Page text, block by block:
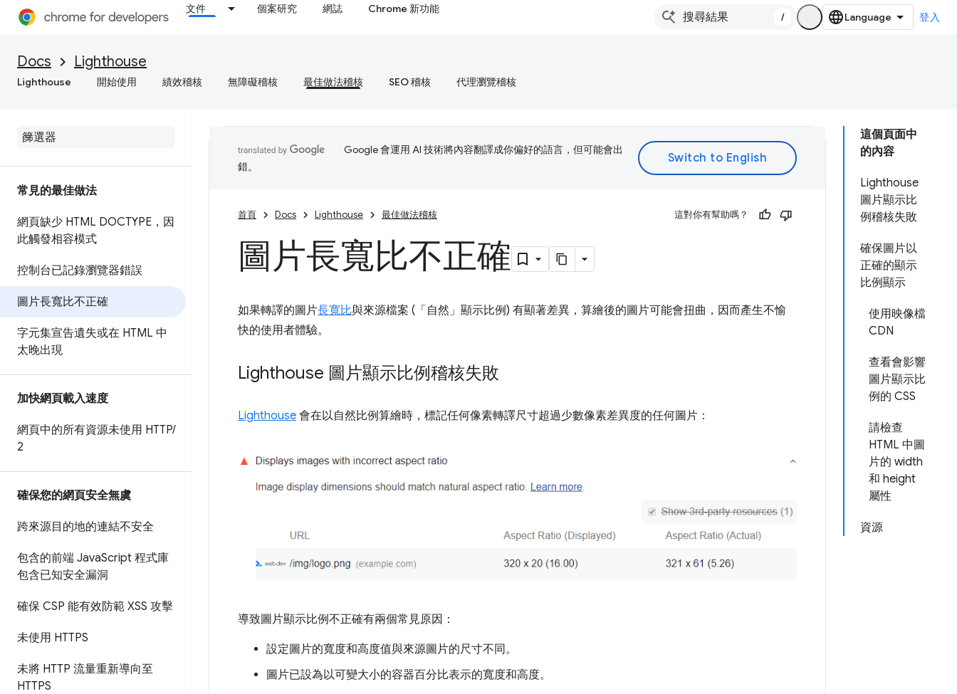
文件 個案研究 網誌 Chrome 新功能
/ 登入
Docs Lighthouse
Lighthouse 開始使用 績效稽核 無障礙稽核 最佳做法稽核 SEO 稽核 代理瀏覽稽核
常見的最佳做法
網頁缺少 HTML DOCTYPE，因
此觸發相容模式
控制台已記錄瀏覽器錯誤
圖片長寬比不正確
字元集宣告遺失或在 HTML 中
太晚出現
加快網頁載入速度
網頁中的所有資源未使用 HTTP/
2
確保您的網頁安全無虞
跨來源目的地的連結不安全
包含的前端 JavaScript 程式庫
包含已知安全漏洞
確保 CSP 能有效防範 XSS 攻擊
未使用 HTTPS
未將 HTTP 流量重新導向至
HTTPS
這個頁面中
的內容
Lighthouse
圖片顯示比
例稽核失敗
確保圖片以
正確的顯示
比例顯示
使用映像檔
CDN
查看會影響
圖片顯示比
例的 CSS
請檢查
HTML 中圖
片的 width
和 height
屬性
資源
Google 會運用 AI 技術將內容翻譯成你偏好的語言，但可能會出
錯。
首頁 Docs Lighthouse 最佳做法稽核 這對你有幫助嗎？
圖片長寬比不正確
如果轉譯的圖片長寬比與來源檔案 (「自然」 顯示比例) 有顯著差異，算繪後的圖片可能會扭曲，因而產生不愉
快的使用者體驗。
Lighthouse 圖片顯示比例稽核失敗
Lighthouse 會在以自然比例算繪時，標記任何像素轉譯尺寸超過少數像素差異度的任何圖片：
導致圖片顯示比例不正確有兩個常見原因：
設定圖片的寬度和高度值與來源圖片的尺寸不同。
圖片已設為以可變大小的容器百分比表示的寬度和高度。